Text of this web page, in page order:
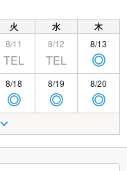
火 水 木
8/11
TEL
8/12
TEL
8/13
◎
8/18
◎
8/19
◎
8/20
◎
8/25
◎ ◎ ◎
9/1 9/2 9/3